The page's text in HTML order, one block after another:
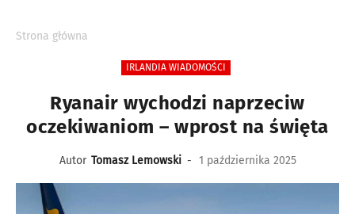
Strona główna
IRLANDIA WIADOMOŚCI
Ryanair wychodzi naprzeciw
oczekiwaniom – wprost na święta
Autor Tomasz Lemowski - 1 października 2025